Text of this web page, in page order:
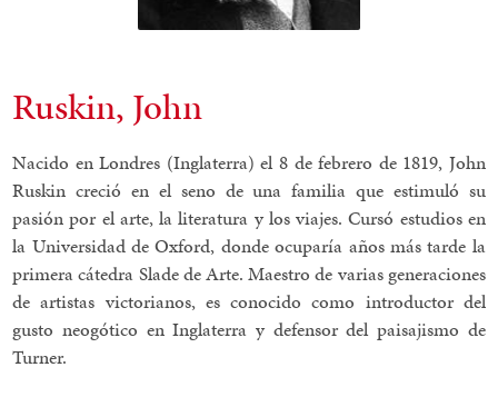
Ruskin, John
Nacido en Londres (Inglaterra) el 8 de febrero de 1819, John
Ruskin creció en el seno de una familia que estimuló su
pasión por el arte, la literatura y los viajes. Cursó estudios en
la Universidad de Oxford, donde ocuparía años más tarde la
primera cátedra Slade de Arte. Maestro de varias generaciones
de artistas victorianos, es conocido como introductor del
gusto neogótico en Inglaterra y defensor del paisajismo de
Turner.